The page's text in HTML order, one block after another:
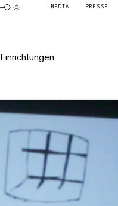
MEDIA PRESSE
Einrichtungen